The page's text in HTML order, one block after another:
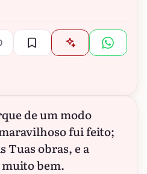
de um modo
fui feito;
Tuas obras, e a
bem.